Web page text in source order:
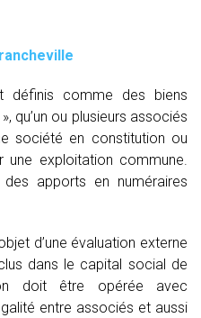
définis comme des biens
qu’un ou plusieurs associés
société en constitution ou
exploitation commune.
apports en numéraires
d’une évaluation externe
dans le capital social de
doit être opérée avec
entre associés et aussi